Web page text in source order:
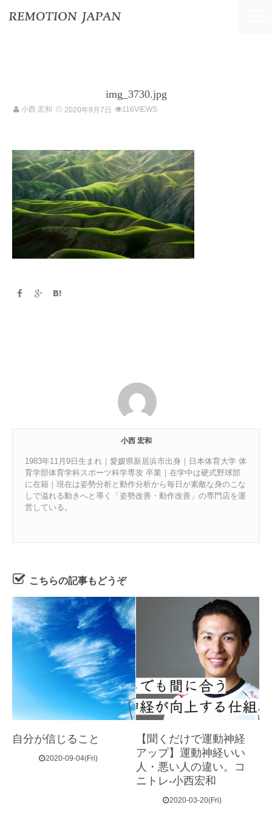
img_3730.jpg
小西 宏和 2020年9月7日 116VIEWS
小西 宏和
1983年11月9日生まれ｜愛媛県新居浜市出身｜日本体育大学 体
育学部体育学科スポーツ科学専攻 卒業｜在学中は硬式野球部
に在籍｜現在は姿勢分析と動作分析から毎日が素敵な身のこな
しで溢れる動きへと導く「姿勢改善・動作改善」の専門店を運
営している。
こちらの記事もどうぞ
自分が信じること
2020-09-04(Fri)
【聞くだけで運動神経
アップ】運動神経いい
人・悪い人の違い。コ
ニトレ-小西宏和
2020-03-20(Fri)